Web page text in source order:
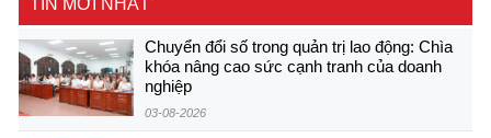
Chuyển đổi số trong quản trị lao động: Chìa
khóa nâng cao sức cạnh tranh của doanh
nghiệp
03-08-2026